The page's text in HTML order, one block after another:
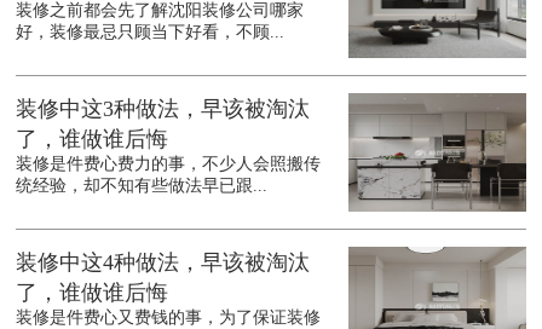
装修之前都会先了解沈阳装修公司哪家
好，装修最忌只顾当下好看，不顾...
装修中这3种做法，早该被淘汰
了，谁做谁后悔
装修是件费心费力的事，不少人会照搬传
统经验，却不知有些做法早已跟...
装修中这4种做法，早该被淘汰
了，谁做谁后悔
装修是件费心又费钱的事，为了保证装修